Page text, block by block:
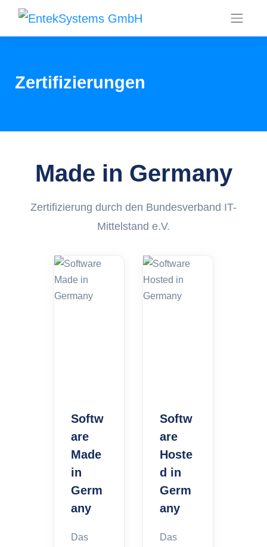
Zertifizierungen
Made in Germany
Zertifizierung durch den Bundesverband IT-
Mittelstand e.V.
Softw
are
Made
in
Germ
any
Das
Softw
are
Hoste
d in
Germ
any
Das